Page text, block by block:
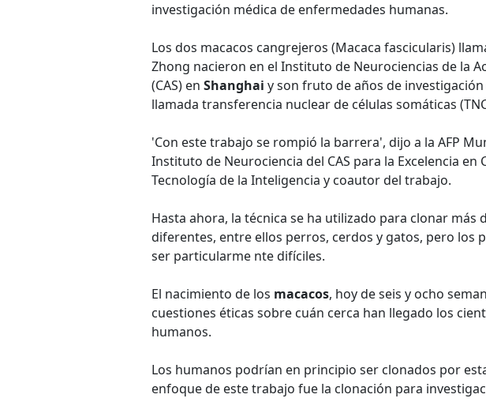
investigación médica de enfermedades humanas.
Los dos macacos cangrejeros (Macaca fascicularis)
Zhong nacieron en el Instituto de Neurociencias de la
(CAS) en Shanghai y son fruto de años de
llamada transferencia nuclear de células somáticas
'Con este trabajo se rompió la barrera', dijo a la AFP
Instituto de Neurociencia del CAS para la Excelencia en
Tecnología de la Inteligencia y coautor del trabajo.
Hasta ahora, la técnica se ha utilizado para clonar más
diferentes, entre ellos perros, cerdos y gatos, pero los
ser particularme nte difíciles.
El nacimiento de los macacos, hoy de seis y ocho
cuestiones éticas sobre cuán cerca han llegado los
humanos.
Los humanos podrían en principio ser clonados por
enfoque de este trabajo fue la clonación para